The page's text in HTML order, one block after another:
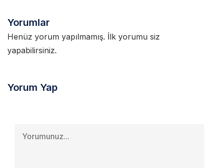
Yorumlar
Henüz yorum yapılmamış. İlk yorumu siz
yapabilirsiniz.
Yorum Yap